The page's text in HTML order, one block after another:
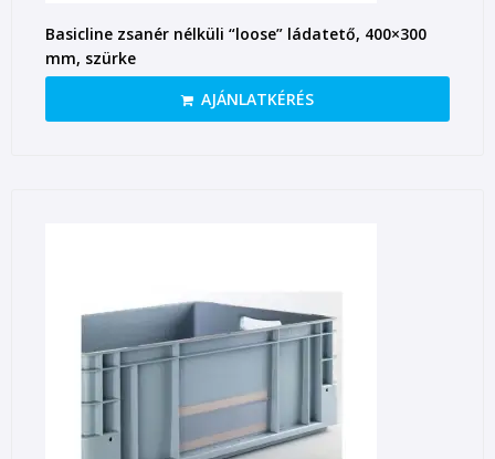
Basicline zsanér nélküli “loose” ládatető, 400×300
mm, szürke
AJÁNLATKÉRÉS